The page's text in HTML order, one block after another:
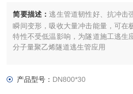
简要描述：逃生管道韧性好、抗冲击
瞬间变形，吸收大量冲击能量，可在
特性不受低温影响，为隧道施工逃生
分子量聚乙烯隧道逃生管应用
产品型号： DN800*30